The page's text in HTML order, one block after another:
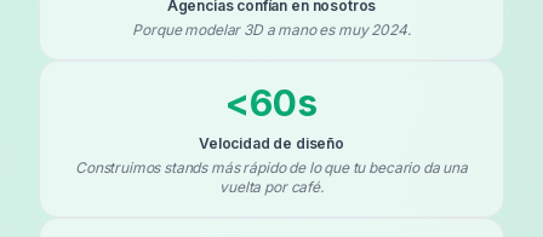
Agencias confían en nosotros
Porque modelar 3D a mano es muy 2024.
<60s
Velocidad de diseño
Construimos stands más rápido de lo que tu becario da una
vuelta por café.